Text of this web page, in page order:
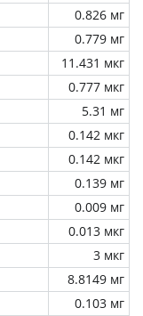
0.826 мг
0.779 мг
11.431 мкг
0.777 мкг
5.31 мг
0.142 мкг
0.142 мкг
0.139 мг
0.009 мг
0.013 мкг
3 мкг
8.8149 мг
0.103 мг